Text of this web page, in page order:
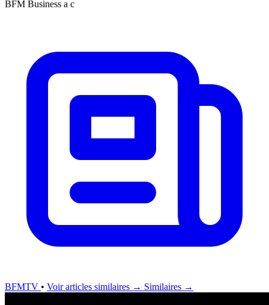
BFM Business a c
BFMTV • Voir articles similaires → Similaires →